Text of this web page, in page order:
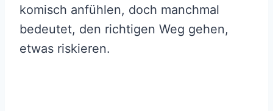
komisch anfühlen, doch manchmal
bedeutet, den richtigen Weg gehen,
etwas riskieren.